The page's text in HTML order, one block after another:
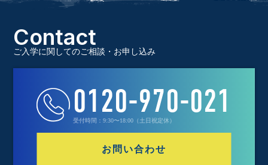
Contact
ご入学に関してのご相談・お申し込み
0120-970-021
受付時間：9:30〜18:00（土日祝定休）
お問い合わせ